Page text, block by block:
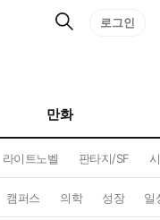
검
로그인
만화
라이트노벨 판타지/SF
캠퍼스 의학 성장 일